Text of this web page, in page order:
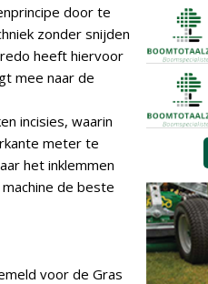
door te
zonder snijden
heeft hiervoor
mee naar de
incisies, waarin
meter te
het inklemmen
de beste
voor de Gras